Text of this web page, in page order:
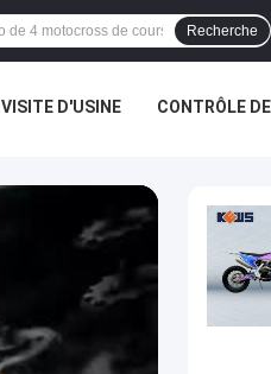
Recherche
VISITE D'USINE CONTRÔLE